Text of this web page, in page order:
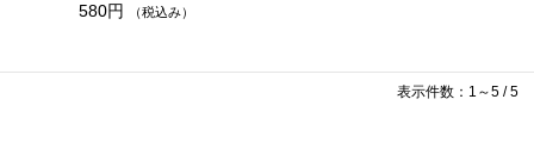
580円
（税込み）
表示件数：1～5 / 5